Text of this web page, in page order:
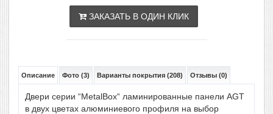
ЗАКАЗАТЬ В ОДИН КЛИК
Описание Фото (3) Варианты покрытия (208) Отзывы (0)
Двери серии “MetalBox“ ламинированные панели AGT
в двух цветах алюминиевого профиля на выбор